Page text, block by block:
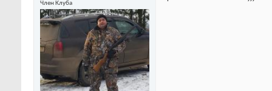
Член Клуба